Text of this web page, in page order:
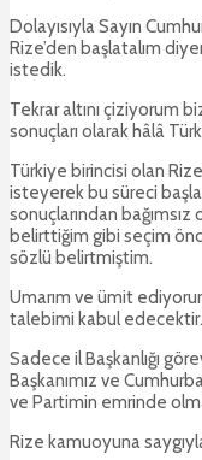
Dolayısıyla Sayın
Rize’den başlatalım
istedik.
Tekrar altını çiziyorum
sonuçları olarak hâlâ
Türkiye birincisi olan
isteyerek bu süreci
sonuçlarından bağımsız
belirttiğim gibi seçim
sözlü belirtmiştim.
Umarım ve ümit
talebimi kabul edecektir.
Sadece il Başkanlığı
Başkanımız ve
ve Partimin emrinde
Rize kamuoyuna